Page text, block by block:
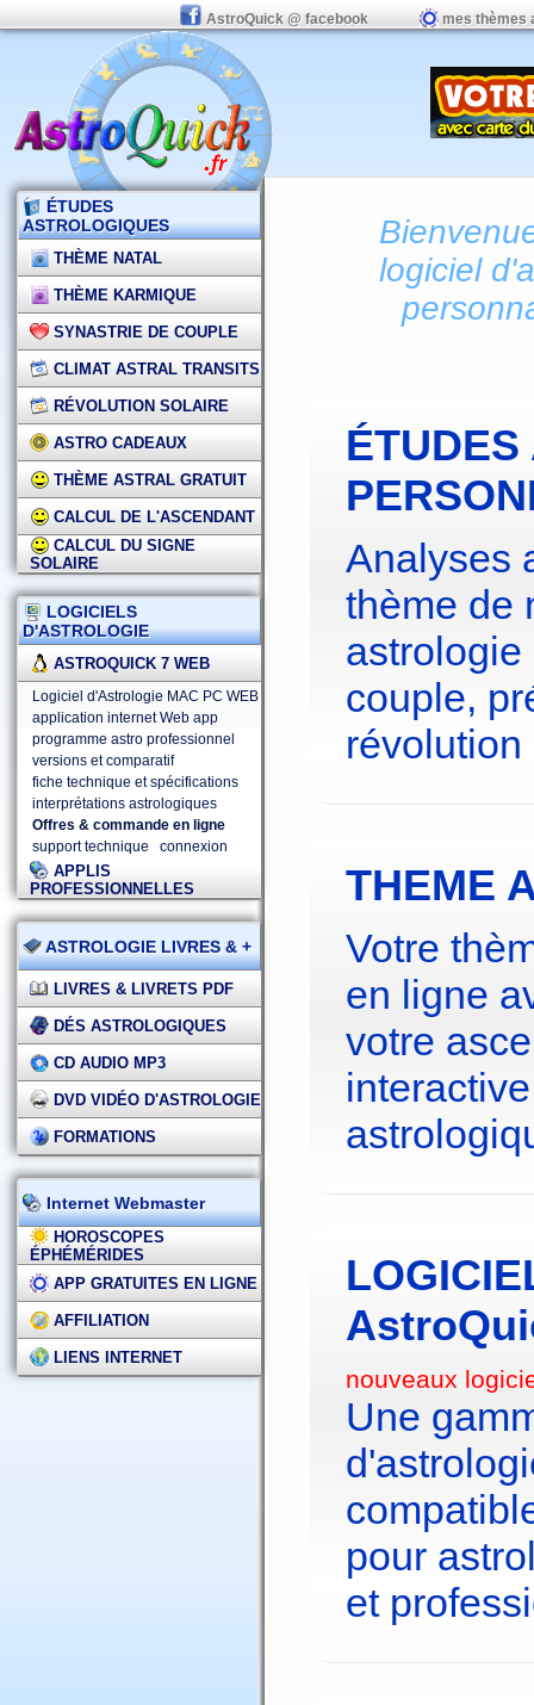
AstroQuick @ facebook mes thèmes
ÉTUDES
ASTROLOGIQUES
THÈME NATAL
THÈME KARMIQUE
SYNASTRIE DE COUPLE
CLIMAT ASTRAL TRANSITS
RÉVOLUTION SOLAIRE
ASTRO CADEAUX
THÈME ASTRAL GRATUIT
CALCUL DE L'ASCENDANT
CALCUL DU SIGNE
SOLAIRE
LOGICIELS
D'ASTROLOGIE
ASTROQUICK 7 WEB
Logiciel d'Astrologie MAC PC WEB
application internet Web app
programme astro professionnel
versions et comparatif
fiche technique et spécifications
interprétations astrologiques
Offres & commande en ligne
support technique
connexion
APPLIS
PROFESSIONNELLES
ASTROLOGIE LIVRES & +
LIVRES & LIVRETS PDF
DÉS ASTROLOGIQUES
CD AUDIO MP3
DVD VIDÉO D'ASTROLOGIE
FORMATIONS
Internet Webmaster
HOROSCOPES
ÉPHÉMÉRIDES
APP GRATUITES EN LIGNE
AFFILIATION
LIENS INTERNET
logiciel
Analyses
thème de
couple,
THEME
Votre
en ligne
votre
nouveaux
Une
pour
et